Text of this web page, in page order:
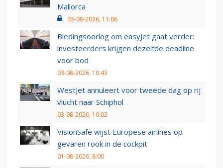
Mallorca
03-08-2026, 11:06
Biedingsoorlog om easyJet gaat verder:
investeerders krijgen dezelfde deadline
voor bod
03-08-2026, 10:43
WestJet annuleert voor tweede dag op rij
vlucht naar Schiphol
03-08-2026, 10:02
VisionSafe wijst Europese airlines op
gevaren rook in de cockpit
01-08-2026, 8:00